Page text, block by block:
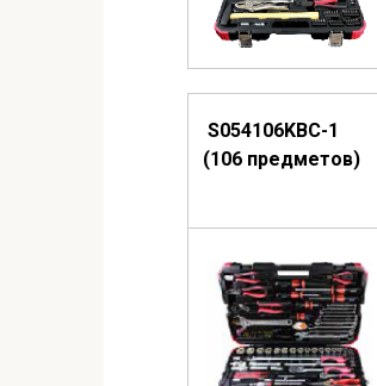
S054106KBC-1
(106 предметов)